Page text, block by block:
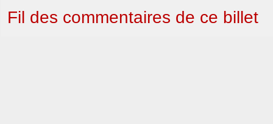
Fil des commentaires de ce billet